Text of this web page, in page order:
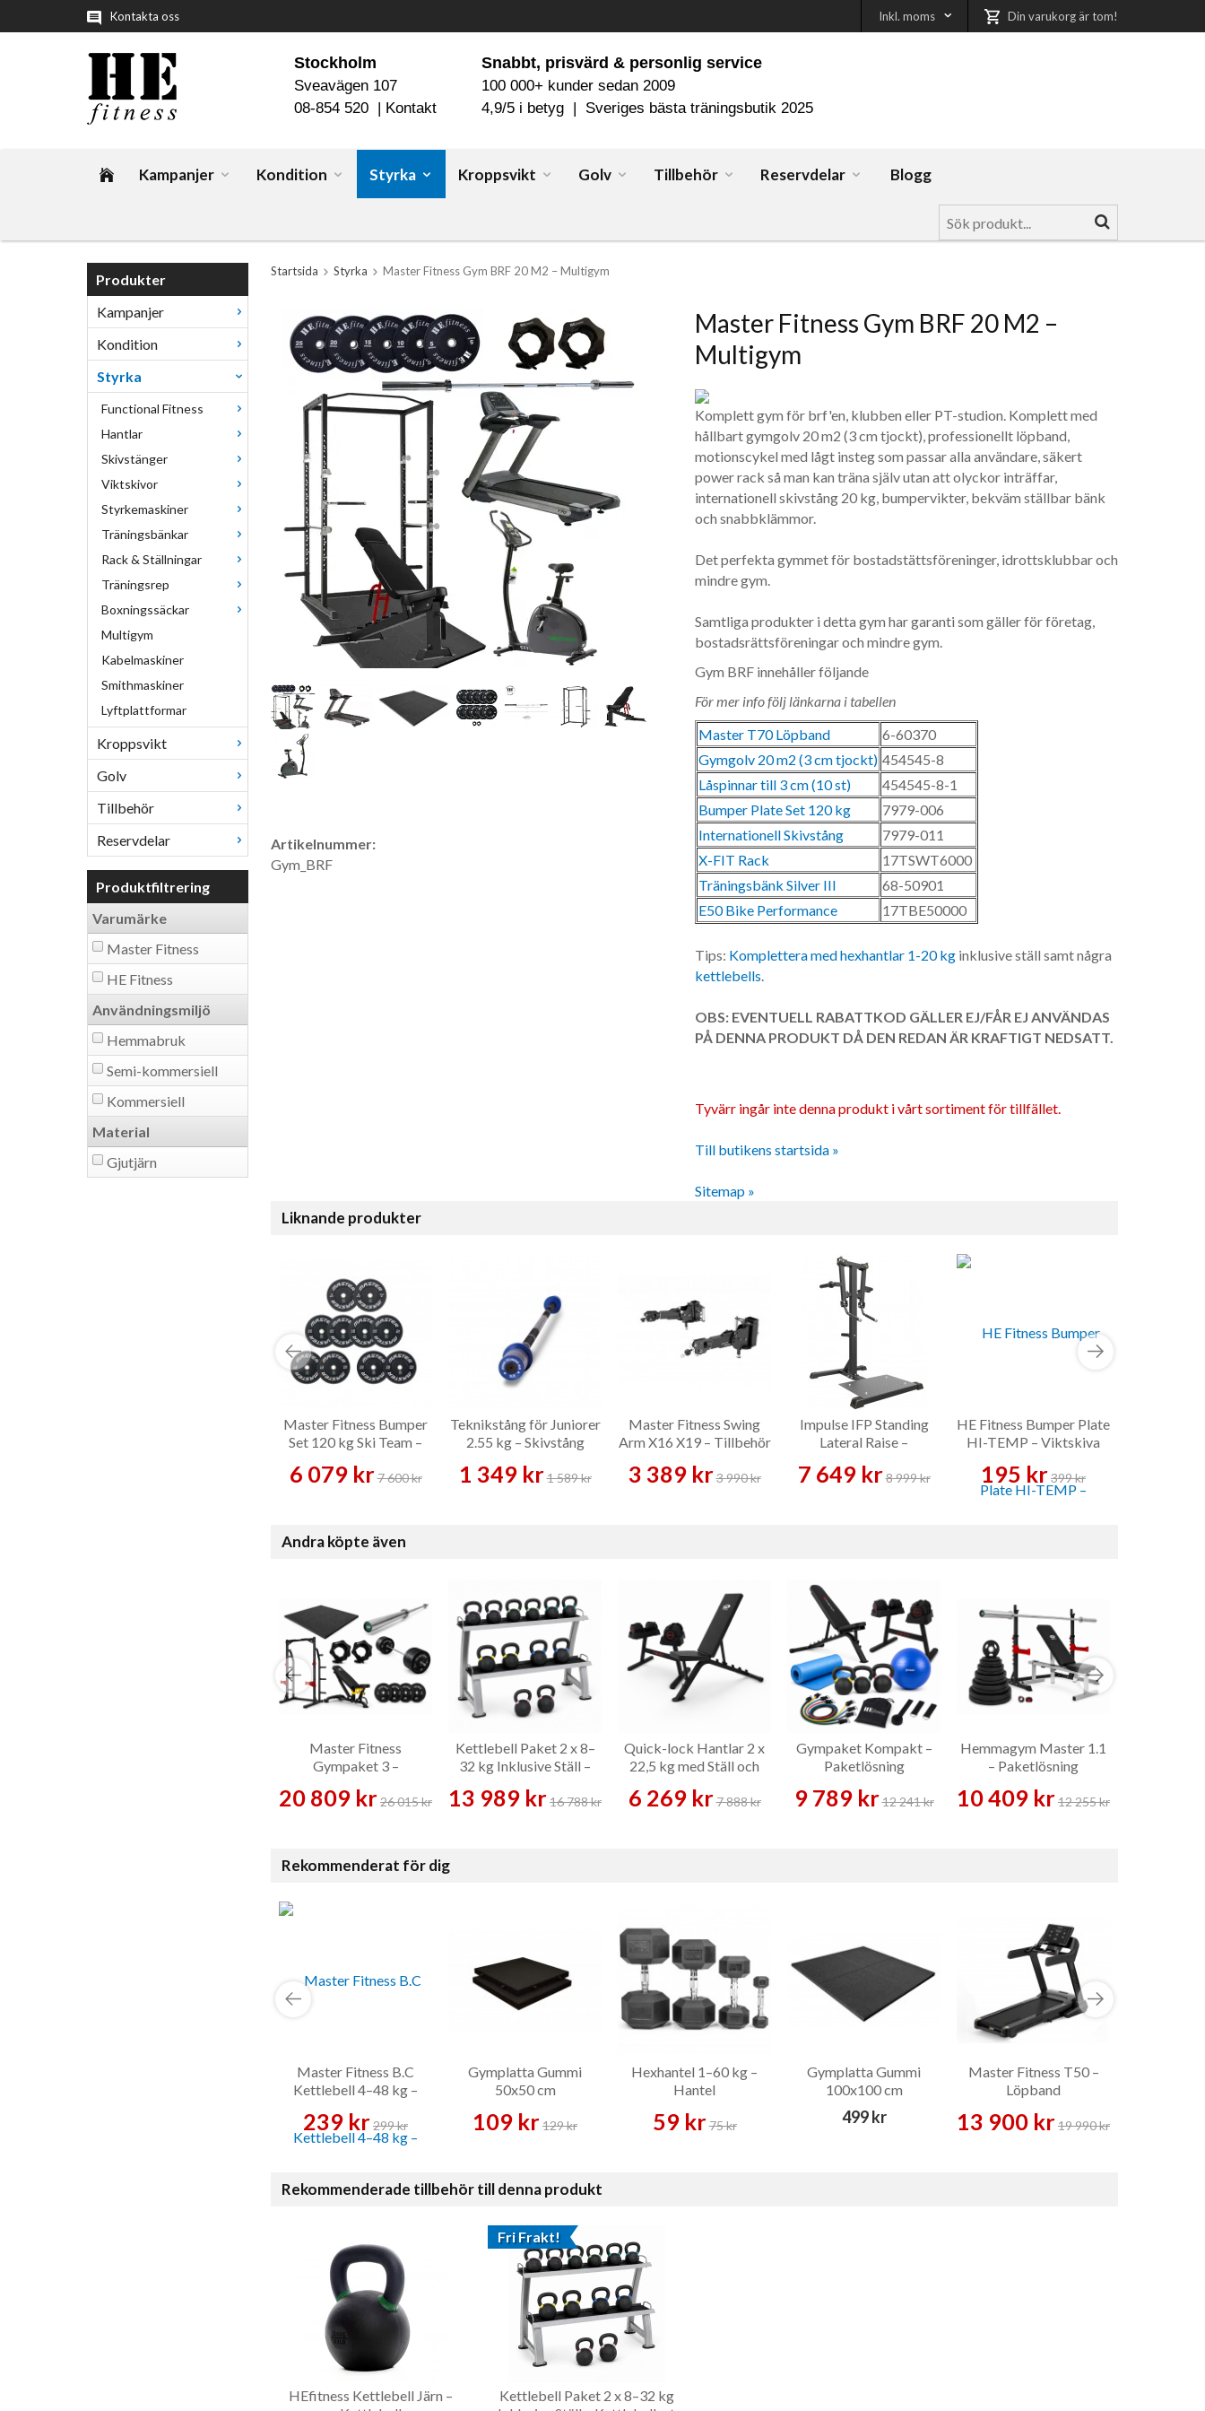
Kontakta oss Inkl. moms Din varukorg är tom!
Snabbt, prisvärd & personlig service
100 000+ kunder sedan 2009
4,9/5 i betyg | Sveriges bästa träningsbutik 2025
Stockholm
Sveavägen 107
08-854 520 | Kontakt
Kampanjer Kondition Styrka Kroppsvikt Golv Tillbehör Reservdelar Blogg
Produkter
Kampanjer
Kondition
Styrka
Functional Fitness
Hantlar
Skivstänger
Viktskivor
Styrkemaskiner
Träningsbänkar
Rack & Ställningar
Träningsrep
Boxningssäckar
Multigym
Kabelmaskiner
Smithmaskiner
Lyftplattformar
Kroppsvikt
Golv
Tillbehör
Reservdelar
Produktfiltrering
Varumärke
Master Fitness
HE Fitness
Användningsmiljö
Hemmabruk
Semi-kommersiell
Kommersiell
Material
Gjutjärn
Startsida Styrka Master Fitness Gym BRF 20 M2 – Multigym
Master Fitness Gym BRF 20 M2 –
Multigym
Komplett gym för brf'en, klubben eller PT-studion. Komplett med
hållbart gymgolv 20 m2 (3 cm tjockt), professionellt löpband,
motionscykel med lågt insteg som passar alla användare, säkert
power rack så man kan träna själv utan att olyckor inträffar,
internationell skivstång 20 kg, bumpervikter, bekväm ställbar bänk
och snabbklämmor.
Det perfekta gymmet för bostadstättsföreninger, idrottsklubbar och
mindre gym.
Samtliga produkter i detta gym har garanti som gäller för företag,
bostadsrättsföreningar och mindre gym.
Gym BRF innehåller följande
För mer info följ länkarna i tabellen
Master T70 Löpband
6-60370
Gymgolv 20 m2 (3 cm tjockt) 454545-8
Låspinnar till 3 cm (10 st)
454545-8-1
Bumper Plate Set 120 kg
7979-006
Internationell Skivstång
7979-011
X-FIT Rack
17TSWT6000
Träningsbänk Silver III
68-50901
E50 Bike Performance
17TBE50000
Tips: Komplettera med hexhantlar 1-20 kginklusive ställ samt några
kettlebells.
OBS: EVENTUELL RABATTKOD GÄLLER EJ/FÅR EJ ANVÄNDAS
PÅ DENNA PRODUKT DÅ DEN REDAN ÄR KRAFTIGT NEDSATT.
Tyvärr ingår inte denna produkt i vårt sortiment för tillfället.
Till butikens startsida »
Sitemap »
Artikelnummer:
Gym_BRF
Liknande produkter
Master Fitness Bumper
Set 120 kg Ski Team –
6 079 kr7 600 kr
Teknikstång för Juniorer
2.55 kg – Skivstång
1 349 kr1 589 kr
Master Fitness Swing
Arm X16 X19 – Tillbehör
3 389 kr3 990 kr
Impulse IFP Standing
Lateral Raise –
7 649 kr8 999 kr
HE Fitness Bumper Plate
HI-TEMP – Viktskiva
195 kr399 kr
Andra köpte även
Master Fitness
Gympaket 3 –
20 809 kr26 015 kr
Kettlebell Paket 2 x 8–
32 kg Inklusive Ställ –
13 989 kr16 788 kr
Quick-lock Hantlar 2 x
22,5 kg med Ställ och
6 269 kr7 888 kr
Gympaket Kompakt –
Paketlösning
9 789 kr12 241 kr
Hemmagym Master 1.1
– Paketlösning
10 409 kr12 255 kr
Rekommenderat för dig
Master Fitness B.C
Kettlebell 4–48 kg –
239 kr299 kr
Gymplatta Gummi
50x50 cm
109 kr129 kr
Hexhantel 1–60 kg –
Hantel
59 kr75 kr
Gymplatta Gummi
100x100 cm
499 kr
Master Fitness T50 –
Löpband
13 900 kr19 990 kr
Rekommenderade tillbehör till denna produkt
HEfitness Kettlebell Järn –
Fri Frakt!
Kettlebell Paket 2 x 8–32 kg